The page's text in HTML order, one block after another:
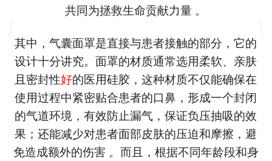
共同为拯救生命贡献力量 。
其中，气囊面罩是直接与患者接触的部分，它的
设计十分讲究。面罩的材质通常选用柔软、亲肤
且密封性好的医用硅胶，这种材质不仅能确保在
使用过程中紧密贴合患者的口鼻，形成一个封闭
的气道环境，有效防止漏气，保证负压抽吸的效
果；还能减少对患者面部皮肤的压迫和摩擦，避
免造成额外的伤害 。而且，根据不同年龄段和身